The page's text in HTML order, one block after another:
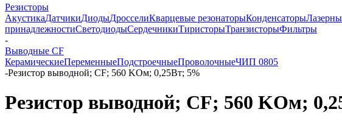
Резисторы
АкустикаДатчикиДиодыДросселиКварцевые резонаторыКонденсаторы
принадлежностиСветодиодыСердечникиТиристорыТранзисторыФильтры
-
Выводные CF
КерамическиеПеременныеПодстроечныеПроволочныеЧИП 0805
-Резистор выводной; CF; 560 KОм; 0,25Вт; 5%
Резистор выводной; CF; 560 KОм;